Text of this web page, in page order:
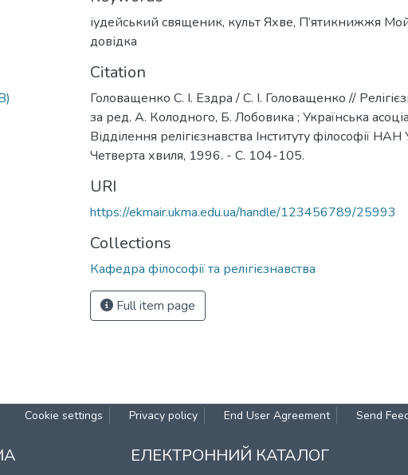
іудейський священик, культ Яхве, П’ятикнижжя
довідка
Citation
Головащенко С. І. Ездра / С. І. Головащенко //
за ред. А. Колодного, Б. Лобовика ; Українська
Відділення релігієзнавства Інституту філософії
Четверта хвиля, 1996. - С. 104-105.
URI
https://ekmair.ukma.edu.ua/handle/123456789/25993
Collections
Кафедра філософії та релігієзнавства
Full item page
Cookie settings Privacy policy End User Agreement Send
ЕЛЕКТРОННИЙ КАТАЛОГ